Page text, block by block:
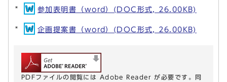
参加表明書（word）(DOC形式, 26.00KB)
企画提案書（word）(DOC形式, 26.00KB)
PDFファイルの閲覧には Adobe Reader が必要です。同